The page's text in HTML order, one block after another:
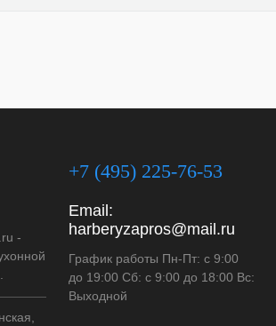
-
+7 (495) 225-76-53
Email:
harberyzapros@mail.ru
График работы Пн-Пт: с 9:00
до 19:00 Сб: с 9:00 до 18:00 Вс:
Выходной